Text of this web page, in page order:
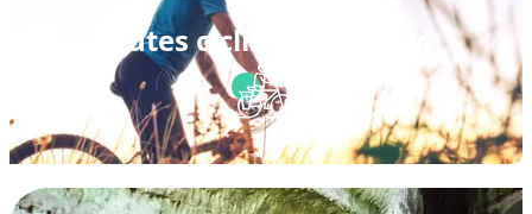
Rutes ciclistes a Valley